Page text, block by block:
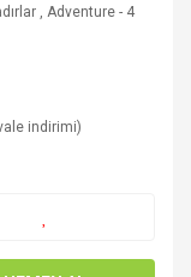
,Adventure - 4
indirimi)